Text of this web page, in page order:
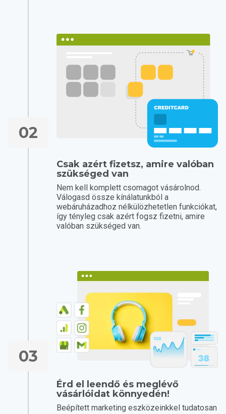
02
Csak azért fizetsz, amire valóban
szükséged van
Nem kell komplett csomagot vásárolnod.
Válogasd össze kínálatunkból a
webáruházadhoz nélkülözhetetlen funkciókat,
így tényleg csak azért fogsz fizetni, amire
valóban szükséged van.
03
Érd el leendő és meglévő
vásárlóidat könnyedén!
Beépített marketing eszközeinkkel tudatosan